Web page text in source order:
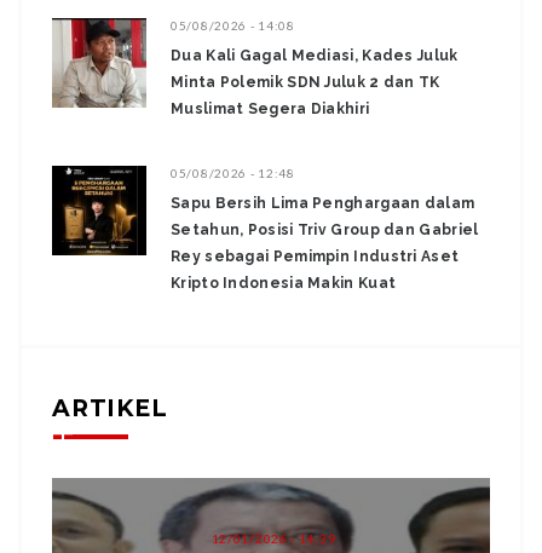
05/08/2026 - 14:08
Dua Kali Gagal Mediasi, Kades Juluk
Minta Polemik SDN Juluk 2 dan TK
Muslimat Segera Diakhiri
05/08/2026 - 12:48
Sapu Bersih Lima Penghargaan dalam
Setahun, Posisi Triv Group dan Gabriel
Rey sebagai Pemimpin Industri Aset
Kripto Indonesia Makin Kuat
ARTIKEL
12/01/2026 - 14:39